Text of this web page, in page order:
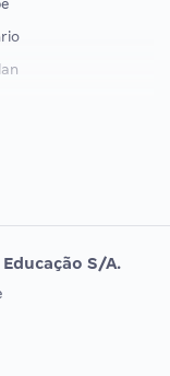
ORDEM
S/A.